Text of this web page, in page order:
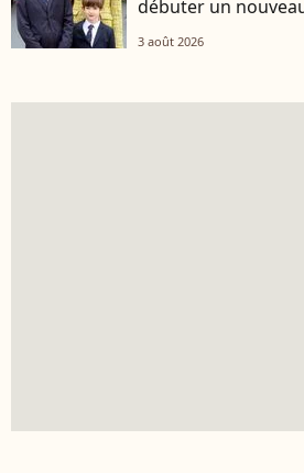
débuter un
3 août 2026